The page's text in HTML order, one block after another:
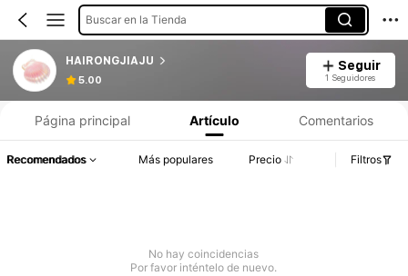
Buscar en la Tienda
HAIRONGJIAJU
5.00
Seguir
1 Seguidores
Página principal Artículo Comentarios
Recomendados Más populares Precio Filtros
No hay coincidencias
Por favor inténtelo de nuevo.